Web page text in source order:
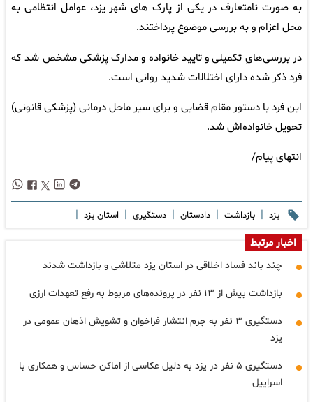
به صورت نامتعارف در یکی از پارک های شهر یزد، عوامل انتظامی به
محل اعزام و به بررسی موضوع پرداختند.
در بررسی‌هایِ تکمیلی و تایید خانواده و مدارک پزشکی مشخص شد که
فرد ذکر شده دارای اختلالات شدید روانی است.
این فرد با دستور مقام قضایی و برای سیر ماحل درمانی (پزشکی قانونی)
تحویل خانواده‌اش شد.
انتهای پیام/
یزد | بازداشت | دادستان | دستگیری | استان یزد |
اخبار مرتبط
چند باند فساد اخلاقی در استان یزد متلاشی و بازداشت شدند
بازداشت بیش از ۱۳ نفر در پرونده‌های مربوط به رفع تعهدات ارزی
دستگیری ۳ نفر به جرم انتشار فراخوان و تشویش اذهان عمومی در
یزد
دستگیری ۵ نفر در یزد به دلیل عکاسی از اماکن حساس و همکاری با
اسراییل